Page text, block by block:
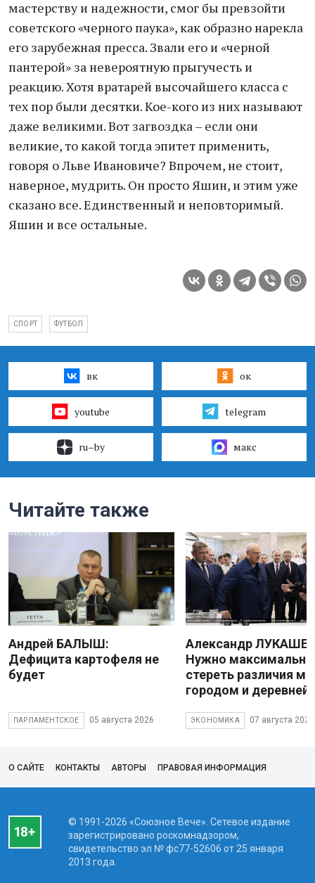
мастерству и надежности, смог бы превзойти
советского «черного паука», как образно нарекла
его зарубежная пресса. Звали его и «черной
пантерой» за невероятную прыгучесть и
реакцию. Хотя вратарей высочайшего класса с
тех пор были десятки. Кое-кого из них называют
даже великими. Вот загвоздка – если они
великие, то какой тогда эпитет применить,
говоря о Льве Ивановиче? Впрочем, не стоит,
наверное, мудрить. Он просто Яшин, и этим уже
сказано все. Единственный и неповторимый.
Яшин и все остальные.
СПОРТ ФУТБОЛ
вк ок
youtube telegram
ru–by макс
Читайте также
Андрей БАЛЫШ:
Дефицита картофеля не
будет
ПАРЛАМЕНТСКОЕ 05 августа 2026
Александр
Нужно максимально
стереть различия
городом и деревней
ЭКОНОМИКА 07 августа 2026
О САЙТЕ КОНТАКТЫ АВТОРЫ ПРАВОВАЯ ИНФОРМАЦИЯ
© 1991-2026 «Союзное Вече». Сетевое издание
зарегистрировано роскомнадзором,
свидетельство эл № фc77-52606 от 25 января
2013 года.